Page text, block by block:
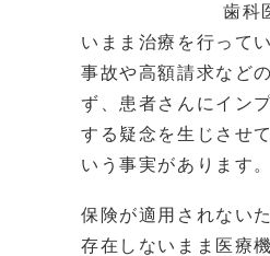
歯科
いまま治療を行って
事故や高額請求など
ず、患者さんにイン
する疑念を生じさせ
いう事実があります。
保険が適用されない
存在しないまま医療